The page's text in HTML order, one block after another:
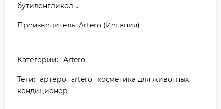
бутиленгликоль.
Производитель: Artero (Испания)
Категории: Artero
Теги: артеро artero
косметика для животных
кондиционер